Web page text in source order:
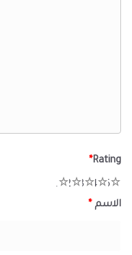
Rating
*
5
4
3
2
الاسم *